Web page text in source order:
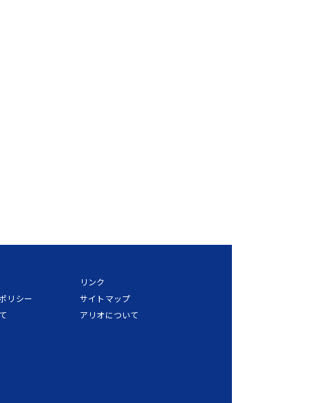
リシー
リンク
サイトマップ
アリオについて